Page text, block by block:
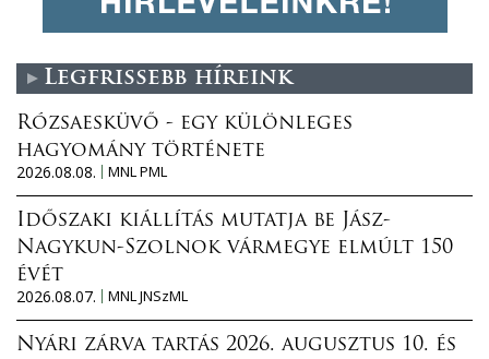
Legfrissebb híreink
Rózsaesküvő - egy különleges
hagyomány története
2026.08.08.
MNL PML
Időszaki kiállítás mutatja be Jász-
Nagykun-Szolnok vármegye elmúlt 150
évét
2026.08.07.
MNL JNSzML
Nyári zárva tartás 2026. augusztus 10. és